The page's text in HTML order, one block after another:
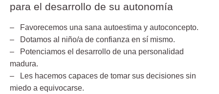
para el desarrollo de su autonomía
– Favorecemos una sana autoestima y autoconcepto.
– Dotamos al niño/a de confianza en sí mismo.
– Potenciamos el desarrollo de una personalidad
madura.
– Les hacemos capaces de tomar sus decisiones sin
miedo a equivocarse.